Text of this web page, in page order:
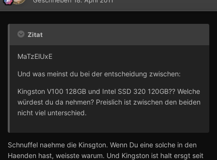
Zitat
MaTzElUxE
Und was meinst du bei der entscheidung zwischen:
Kingston V100 128GB und Intel SSD 320 120GB?? Welche
würdest du da nehmen? Preislich ist zwischen den beiden
nicht viel unterschied.
Schnuffel naehme die Kinsgton. Wenn Du eine solche in den
Haenden hast, weisste warum. Und Kingston ist halt ersgt seit